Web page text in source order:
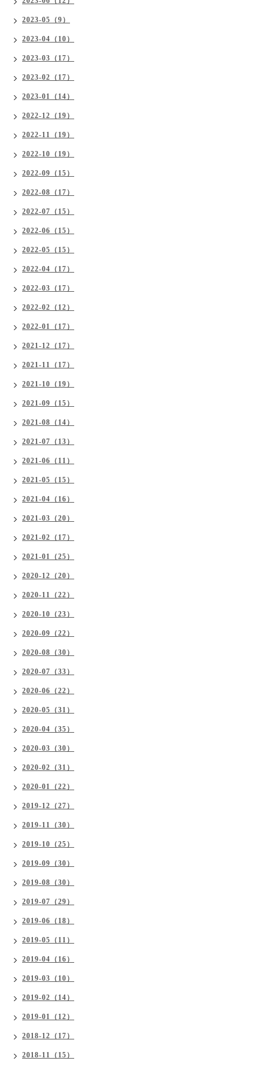
2023-05（9）
2023-04（10）
2023-03（17）
2023-02（17）
2023-01（14）
2022-12（19）
2022-11（19）
2022-10（19）
2022-09（15）
2022-08（17）
2022-07（15）
2022-06（15）
2022-05（15）
2022-04（17）
2022-03（17）
2022-02（12）
2022-01（17）
2021-12（17）
2021-11（17）
2021-10（19）
2021-09（15）
2021-08（14）
2021-07（13）
2021-06（11）
2021-05（15）
2021-04（16）
2021-03（20）
2021-02（17）
2021-01（25）
2020-12（20）
2020-11（22）
2020-10（23）
2020-09（22）
2020-08（30）
2020-07（33）
2020-06（22）
2020-05（31）
2020-04（35）
2020-03（30）
2020-02（31）
2020-01（22）
2019-12（27）
2019-11（30）
2019-10（25）
2019-09（30）
2019-08（30）
2019-07（29）
2019-06（18）
2019-05（11）
2019-04（16）
2019-03（10）
2019-02（14）
2019-01（12）
2018-12（17）
2018-11（15）